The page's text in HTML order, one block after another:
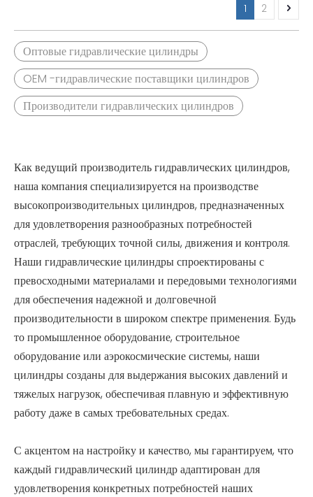
1 2
Оптовые гидравлические цилиндры
OEM -гидравлические поставщики цилиндров
Производители гидравлических цилиндров
Как ведущий производитель гидравлических цилиндров,
наша компания специализируется на производстве
высокопроизводительных цилиндров, предназначенных
для удовлетворения разнообразных потребностей
отраслей, требующих точной силы, движения и контроля.
Наши гидравлические цилиндры спроектированы с
превосходными материалами и передовыми технологиями
для обеспечения надежной и долговечной
производительности в широком спектре применения. Будь
то промышленное оборудование, строительное
оборудование или аэрокосмические системы, наши
цилиндры созданы для выдержания высоких давлений и
тяжелых нагрузок, обеспечивая плавную и эффективную
работу даже в самых требовательных средах.
С акцентом на настройку и качество, мы гарантируем, что
каждый гидравлический цилиндр адаптирован для
удовлетворения конкретных потребностей наших